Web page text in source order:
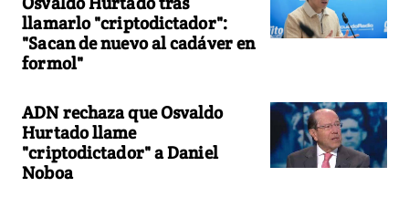
llamarlo "criptodictador":
"Sacan de nuevo al cadáver en
formol"
ADN rechaza que Osvaldo
Hurtado llame
"criptodictador" a Daniel
Noboa